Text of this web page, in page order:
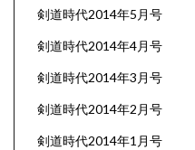
剣道時代2014年5月号
剣道時代2014年4月号
剣道時代2014年3月号
剣道時代2014年2月号
剣道時代2014年1月号